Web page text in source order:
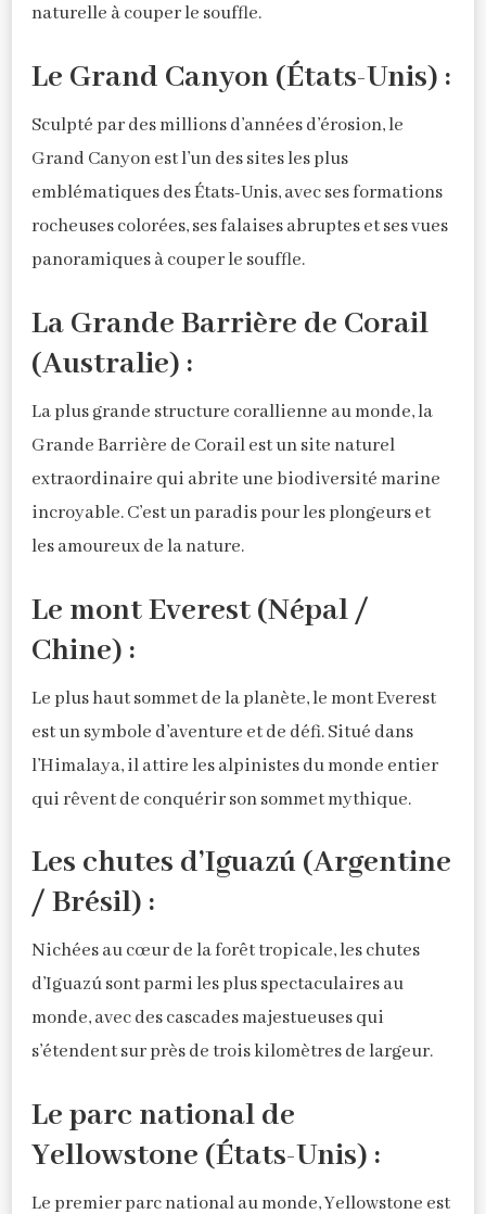
naturelle à couper le souffle.
Le Grand Canyon (États-Unis) :
Sculpté par des millions d’années d’érosion, le
Grand Canyon est l’un des sites les plus
emblématiques des États-Unis, avec ses formations
rocheuses colorées, ses falaises abruptes et ses vues
panoramiques à couper le souffle.
La Grande Barrière de Corail
(Australie) :
La plus grande structure corallienne au monde, la
Grande Barrière de Corail est un site naturel
extraordinaire qui abrite une biodiversité marine
incroyable. C’est un paradis pour les plongeurs et
les amoureux de la nature.
Le mont Everest (Népal /
Chine) :
Le plus haut sommet de la planète, le mont Everest
est un symbole d’aventure et de défi. Situé dans
l’Himalaya, il attire les alpinistes du monde entier
qui rêvent de conquérir son sommet mythique.
Les chutes d’Iguazú (Argentine
/ Brésil) :
Nichées au cœur de la forêt tropicale, les chutes
d’Iguazú sont parmi les plus spectaculaires au
monde, avec des cascades majestueuses qui
s’étendent sur près de trois kilomètres de largeur.
Le parc national de
Yellowstone (États-Unis) :
Le premier parc national au monde, Yellowstone est